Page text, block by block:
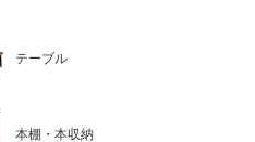
テーブル
本棚・本収納